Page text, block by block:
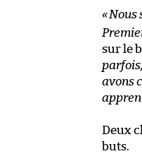
«Nous
sur le
avons
Deux
buts.